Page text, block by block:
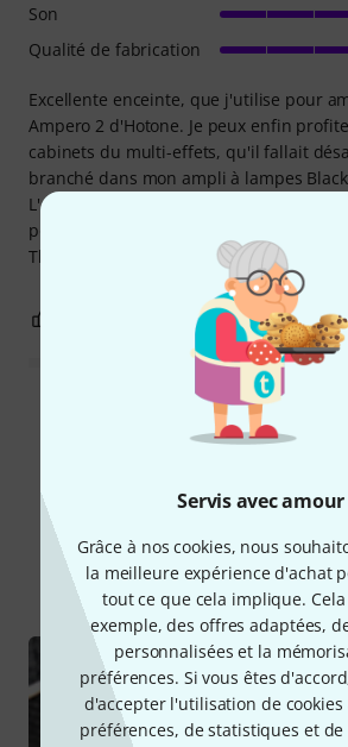
Servis avec amour
Grâce à nos cookies, nous
la meilleure expérience d'achat
tout ce que cela implique.
exemple, des offres adaptées,
personnalisées et la
préférences. Si vous êtes
d'accepter l'utilisation de
préférences, de statistiques et
Excellente enceinte, que j'utilise pour
Ampero 2 d'Hotone. Je peux enfin
cabinets du multi-effets, qu'il fallait
branché dans mon ampli à lampes
L'enceinte peut être positionné en bain
potards suffisent amplement. Bref, que
Thomann.
Son
Qualité de fabrication
SIGNALER L'ÉVALUATION
Lire toutes les
Le saviez-
Tout Guides